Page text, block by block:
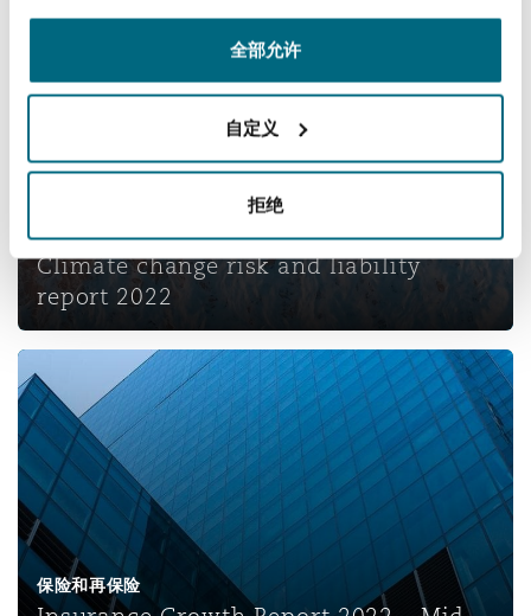
全部允许
自定义
拒绝
Climate change risk and liability report 2022
Tech & AI evolution
Climate change risk and liability
report 2022
Insurance Growth Report 2022 – Mid-year update
保险和再保险